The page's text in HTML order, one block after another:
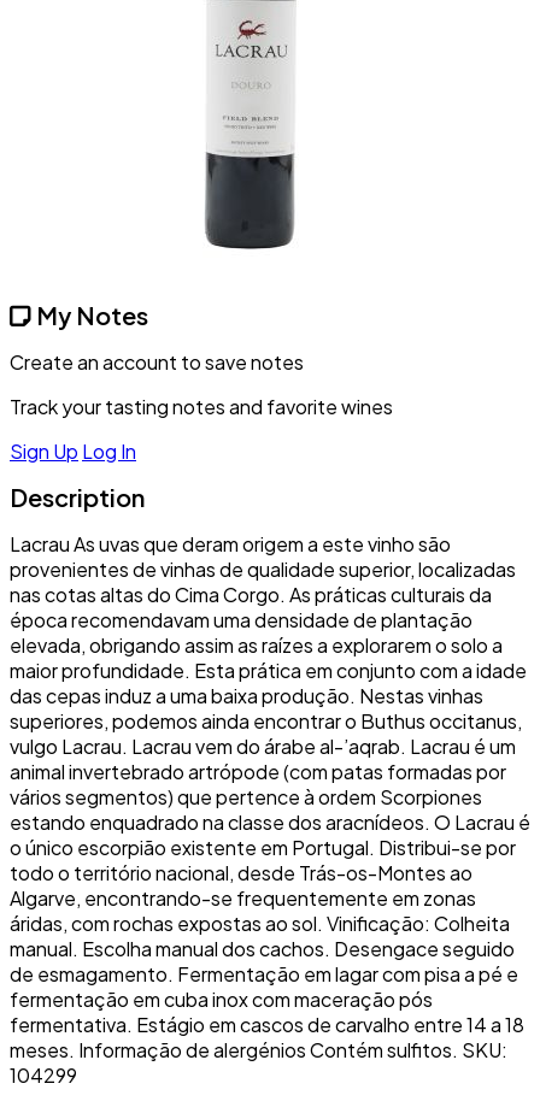
My Notes
Create an account to save notes
Track your tasting notes and favorite wines
Sign Up Log In
Description
Lacrau As uvas que deram origem a este vinho são
provenientes de vinhas de qualidade superior, localizadas
nas cotas altas do Cima Corgo. As práticas culturais da
época recomendavam uma densidade de plantação
elevada, obrigando assim as raízes a explorarem o solo a
maior profundidade. Esta prática em conjunto com a idade
das cepas induz a uma baixa produção. Nestas vinhas
superiores, podemos ainda encontrar o Buthus occitanus,
vulgo Lacrau. Lacrau vem do árabe al-’aqrab. Lacrau é um
animal invertebrado artrópode (com patas formadas por
vários segmentos) que pertence à ordem Scorpiones
estando enquadrado na classe dos aracnídeos. O Lacrau é
o único escorpião existente em Portugal. Distribui-se por
todo o território nacional, desde Trás-os-Montes ao
Algarve, encontrando-se frequentemente em zonas
áridas, com rochas expostas ao sol. Vinificação: Colheita
manual. Escolha manual dos cachos. Desengace seguido
de esmagamento. Fermentação em lagar com pisa a pé e
fermentação em cuba inox com maceração pós
fermentativa. Estágio em cascos de carvalho entre 14 a 18
meses. Informação de alergénios Contém sulfitos. SKU:
104299